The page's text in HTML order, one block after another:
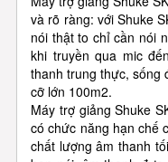
và rõ ràng: với Shuke
nói thật to chỉ cần nói
khi truyền qua mic
thanh trung thực, sống
cỡ lớn 100m2.
Máy trợ giảng Shuke
có chức năng hạn chế
chất lượng âm thanh